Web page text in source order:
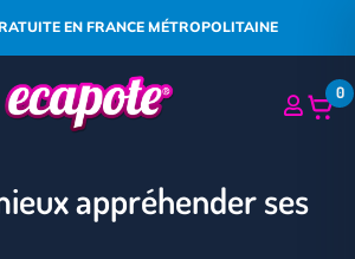
EN FRANCE MÉTROPOLITAINE
0
appréhender ses